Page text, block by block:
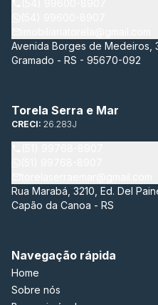
Avenida Borges de Medeiros,
Gramado - RS - 95670-092
Torela Serra e Mar
CRECI: 26.283J
Rua Marabá, 3210, Ed. Del
Capão da Canoa - RS
Navegação rápida
Home
Sobre nós